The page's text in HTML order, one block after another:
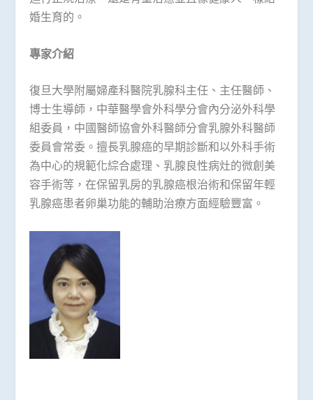
婚生育的。
專家介紹
復旦大學附屬婦產科醫院乳腺科主任、主任醫師、
博士生導師，中華醫學會外科學分會內分泌外科學
組委員，中國醫師協會外科醫師分會乳腺外科醫師
委員會常委。擅長乳腺癌的早期診斷和以外科手術
為中心的規範化綜合處理、乳腺良性病灶的微創美
容手術等，在保留乳房的乳腺癌根治術和保留年輕
乳腺癌患者卵巢功能的輔助治療方面經驗豐富。